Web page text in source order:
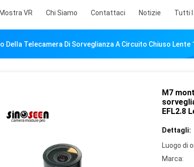
Mostra VR Chi Siamo Contattaci Notizie Tutti I
Della Telecamera Di Sorveglianza A Circuito Chiuso Lente
M7
EFL2.8
Dettagli:
Luogo di
Marca: